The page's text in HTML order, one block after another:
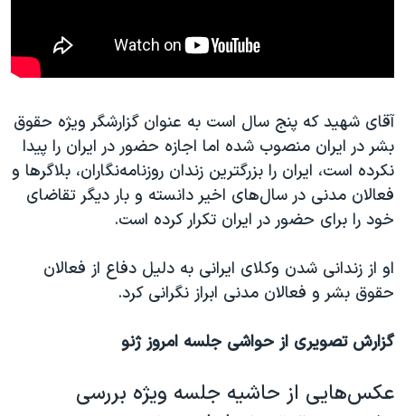
آقای شهید که پنج سال است به عنوان گزارشگر ویژه حقوق
بشر در ایران منصوب شده اما اجازه حضور در ایران را پیدا
نکرده است، ایران را بزرگترین زندان روزنامه‌نگاران، بلاگرها و
فعالان مدنی در سال‌های اخیر دانسته و بار دیگر تقاضای
خود را برای حضور در ایران تکرار کرده است.
او از زندانی شدن وکلای ایرانی به دلیل دفاع از فعالان
حقوق بشر و فعالان مدنی ابراز نگرانی کرد.
گزارش تصویری از حواشی جلسه امروز ژنو
عکس‌هایی از حاشیه جلسه ویژه بررسی